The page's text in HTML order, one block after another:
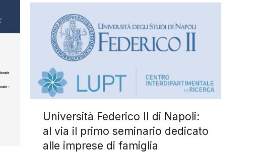
Università Federico II di Napoli:
al via il primo seminario dedicato
alle imprese di famiglia